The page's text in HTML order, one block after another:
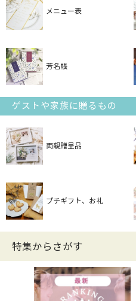
メニュー表
芳名帳
ゲストや家族に贈るもの
両親贈呈品
プチギフト、お礼
特集からさがす